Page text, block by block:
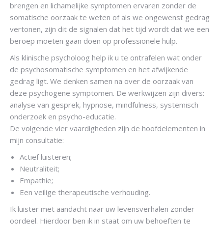
brengen en lichamelijke symptomen ervaren zonder de
somatische oorzaak te weten of als we ongewenst gedrag
vertonen, zijn dit de signalen dat het tijd wordt dat we een
beroep moeten gaan doen op professionele hulp.
Als klinische psycholoog help ik u te ontrafelen wat onder
de psychosomatische symptomen en het afwijkende
gedrag ligt. We denken samen na over de oorzaak van
deze psychogene symptomen. De werkwijzen zijn divers:
analyse van gesprek, hypnose, mindfulness, systemisch
onderzoek en psycho-educatie.
De volgende vier vaardigheden zijn de hoofdelementen in
mijn consultatie:
Actief luisteren;
Neutraliteit;
Empathie;
Een veilige therapeutische verhouding.
Ik luister met aandacht naar uw levensverhalen zonder
oordeel. Hierdoor ben ik in staat om uw behoeften te